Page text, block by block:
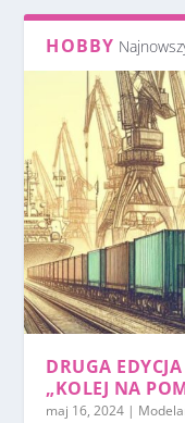
HOBBY
DRUGA
„KOLEJ NA
maj 16, 2024 |